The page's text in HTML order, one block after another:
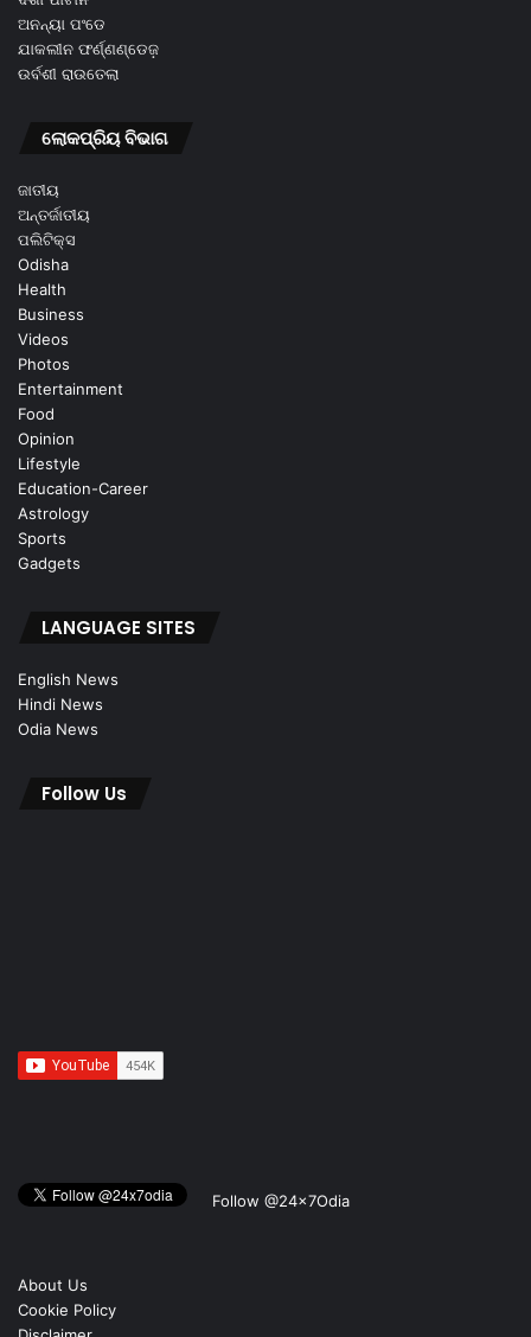
ଅନନ୍ୟା ପଂଡେ
ଯାକଲୀନ ଫର୍ଣ୍ଣଣ୍ଡେଜ଼
ଉର୍ବଶୀ ରାଉତେଲା
ଲୋକପ୍ରିୟ ବିଭାଗ
ଜାତୀୟ
ଅନ୍ତର୍ଜାତୀୟ
ପଲିଟିକ୍ସ
Odisha
Health
Business
Videos
Photos
Entertainment
Food
Opinion
Lifestyle
Education-Career
Astrology
Sports
Gadgets
LANGUAGE SITES
English News
Hindi News
Odia News
Follow Us
Follow @24x7Odia
About Us
Cookie Policy